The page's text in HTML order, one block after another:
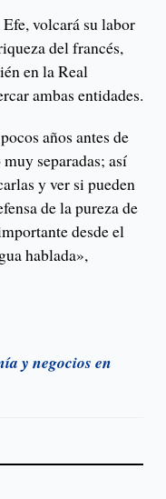
volcará su labor
del francés,
en la Real
ambas entidades.
años antes de
separadas; así
y ver si pueden
de la pureza de
desde el
hablada»,
y negocios en